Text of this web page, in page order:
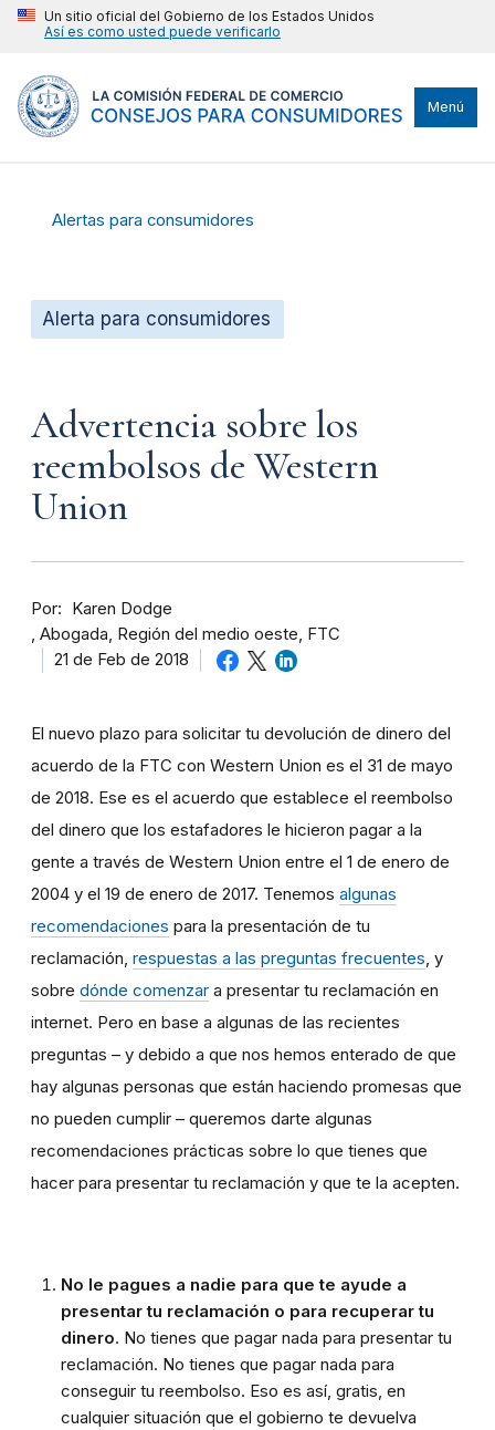
Un sitio oficial del Gobierno de los Estados Unidos
Así es como usted puede verificarlo
Menú
Alertas para consumidores
Alerta para consumidores
Advertencia sobre los
reembolsos de Western
Union
Por
Karen Dodge
Abogada, Región del medio oeste, FTC
21 de Feb de 2018
El nuevo plazo para solicitar tu devolución de dinero del
acuerdo de la FTC con Western Union es el 31 de mayo
de 2018. Ese es el acuerdo que establece el reembolso
del dinero que los estafadores le hicieron pagar a la
gente a través de Western Union entre el 1 de enero de
2004 y el 19 de enero de 2017. Tenemos algunas
recomendaciones para la presentación de tu
reclamación, respuestas a las preguntas frecuentes, y
sobre dónde comenzar a presentar tu reclamación en
internet. Pero en base a algunas de las recientes
preguntas – y debido a que nos hemos enterado de que
hay algunas personas que están haciendo promesas que
no pueden cumplir – queremos darte algunas
recomendaciones prácticas sobre lo que tienes que
hacer para presentar tu reclamación y que te la acepten.
No le pagues a nadie para que te ayude a
presentar tu reclamación o para recuperar tu
dinero. No tienes que pagar nada para presentar tu
reclamación. No tienes que pagar nada para
conseguir tu reembolso. Eso es así, gratis, en
cualquier situación que el gobierno te devuelva